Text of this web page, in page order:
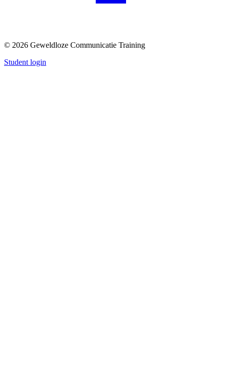
© 2026 Geweldloze Communicatie Training
Student login